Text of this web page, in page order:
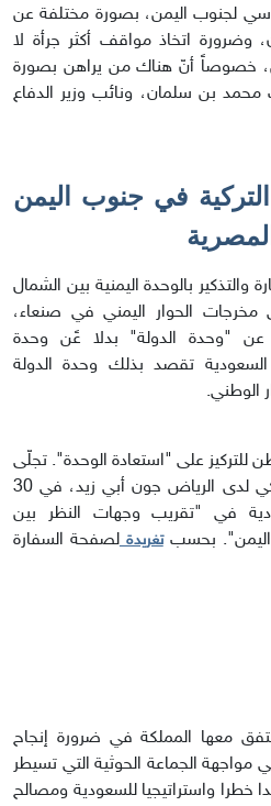
لجنوب اليمن، بصورة مختلفة عن
وضرورة اتخاذ مواقف أكثر جرأة لا
خصوصاً أنّ هناك من يراهن بصورة
بن سلمان، ونائب وزير الدفاع
التركية في جنوب اليمن
بالوحدة اليمنية بين الشمال
مخرجات الحوار اليمني في صنعاء،
عن "وحدة الدولة" بدلا عًن وحدة
السعودية تقصد بذلك وحدة الدولة
الوطني.
للتركيز على "استعادة الوحدة". تجلّى
ذلك في ترحيب السفير الأمريكي لدى الرياض جون أبي زيد، في 30
في "تقريب وجهات النظر بين
اليمن". بحسبتغريدةلصفحة السفارة
معها المملكة في ضرورة إنجاح
مواجهة الجماعة الحوثية التي تسيطر
خطرا واستراتيجيا للسعودية ومصالح